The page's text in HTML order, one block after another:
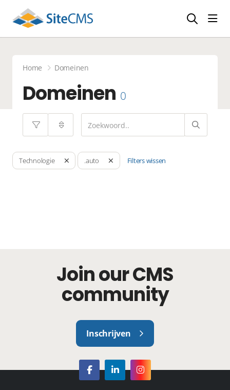
Home Domeinen
Domeinen 0
Technologie .auto Filters wissen
Join our CMS
community
Inschrijven